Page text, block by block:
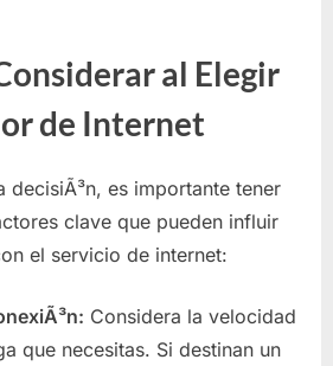
al Elegir
de Internet
decisiÃ³n, es importante tener
clave que pueden influir
el servicio de internet:
Considera la velocidad
que necesitas. Si destinan un